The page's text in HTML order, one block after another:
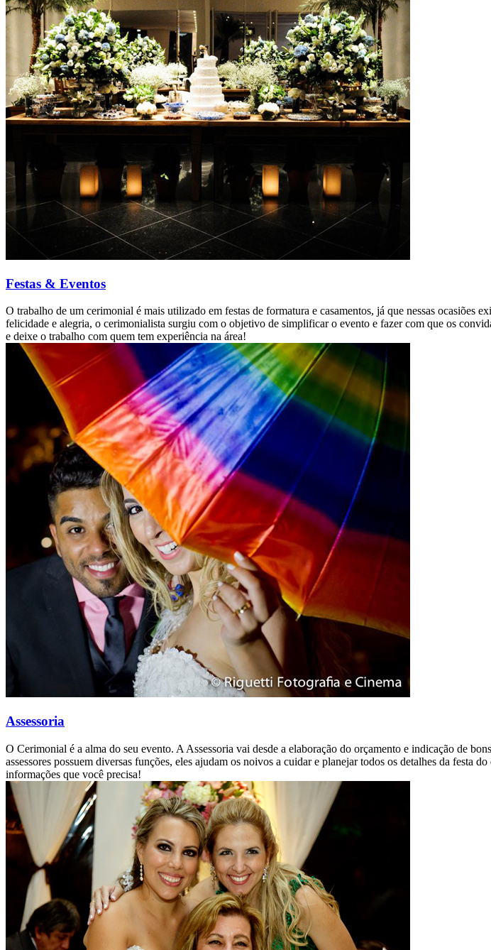
Festas & Eventos
O trabalho de um cerimonial é mais utilizado em festas de formatura e casamentos, já que nessas ocasiões
felicidade e alegria, o cerimonialista surgiu com o objetivo de simplificar o evento e fazer com que os
e deixe o trabalho com quem tem experiência na área!
Assessoria
O Cerimonial é a alma do seu evento. A Assessoria vai desde a elaboração do orçamento e indicação de
assessores possuem diversas funções, eles ajudam os noivos a cuidar e planejar todos os detalhes da festa
informações que você precisa!